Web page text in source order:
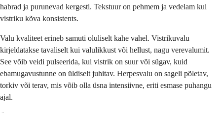
habrad ja purunevad kergesti. Tekstuur on pehmem ja vedelam kui
vistriku kõva konsistents.
Valu kvaliteet erineb samuti oluliselt kahe vahel. Vistrikuvalu
kirjeldatakse tavaliselt kui valulikkust või hellust, nagu verevalumit.
See võib veidi pulseerida, kui vistrik on suur või sügav, kuid
ebamugavustunne on üldiselt juhitav. Herpesvalu on sageli põletav,
torkiv või terav, mis võib olla üsna intensiivne, eriti esmase puhangu
ajal.